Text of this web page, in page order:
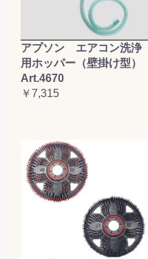
アプソン エアコン洗浄
用ホッパー（壁掛け型）
Art.4670
￥7,315